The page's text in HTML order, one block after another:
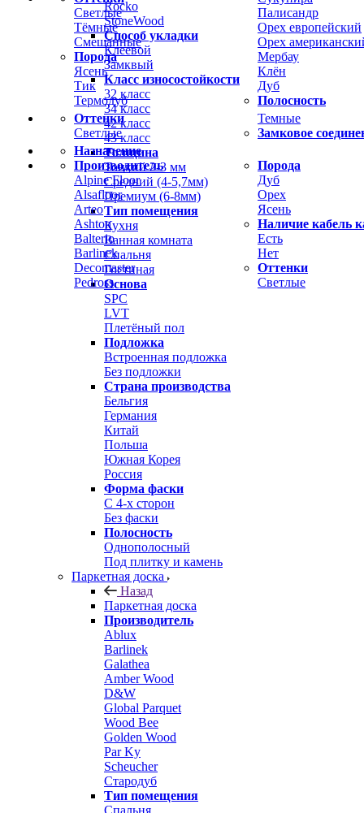
Светлые
Тёмные
Смешанные
Порода
Ясень
Тик
Термодуб
Палисандр
Орех европейский
Орех
Мербау
Клён
Дуб
Полосность
Оттенки
Светлые
Темные
Замковое
Назначение
Производитель
Alpine Floor
Alsafloor
Arteo
Ashton
Balterio
Barlinek
Decomaster
Pedross
Порода
Дуб
Орех
Ясень
Наличие кабель
Есть
Нет
Оттенки
Светлые
Rocko
StoneWood
Способ укладки
Клеевой
Замквый
Класс износостойкости
32 класс
34 класс
42 класс
43 класс
Толщина
Тонкий 2-3 мм
Средний (4-5,7мм)
Премиум (6-8мм)
Тип помещения
Кухня
Ванная комната
Спальня
Гостиная
Основа
SPC
LVT
Плетёный пол
Подложка
Встроенная подложка
Без подложки
Страна производства
Бельгия
Германия
Китай
Польша
Южная Корея
Россия
Форма фаски
С 4-х сторон
Без фаски
Полосность
Однополосный
Под плитку и камень
Паркетная доска
Назад
Паркетная доска
Производитель
Ablux
Barlinek
Galathea
Amber Wood
D&W
Global Parquet
Wood Bee
Golden Wood
Par Ky
Scheucher
Стародуб
Тип помещения